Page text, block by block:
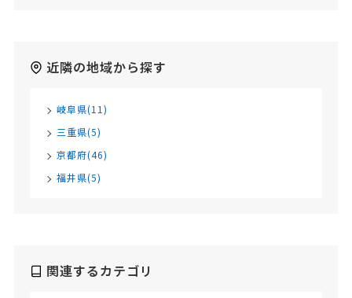
近隣の地域から探す
岐阜県(11)
三重県(5)
京都府(46)
福井県(5)
関連するカテゴリ